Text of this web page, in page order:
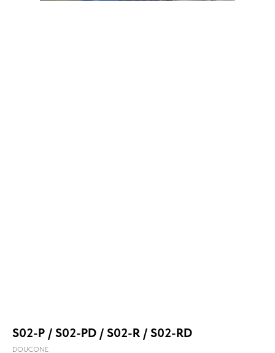
S02-P / S02-PD / S02-R / S02-RD
DOUCONE